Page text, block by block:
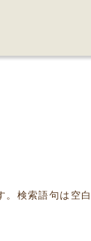
検索語句は空